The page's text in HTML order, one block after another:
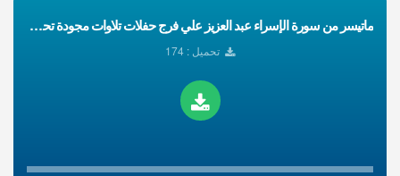
ماتيسر من سورة الإسراء عبد العزيز علي فرج حفلات تلاوات مجودة تحميل Mp3
تحميل : 174